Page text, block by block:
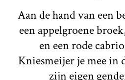
Aan de hand van een
een appelgroene
en een rode
Kniesmeijer je mee in
zijn eigen